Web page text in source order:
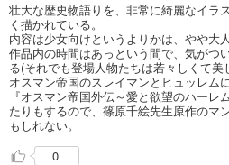
壮大な歴史物語りを、非常に綺麗なイラ
く描かれている。
内容は少女向けというよりかは、やや大
作品内の時間はあっという間で、気がつ
る(それでも登場人物たちは若々しくて美
オスマン帝国のスレイマンとヒュッレム
『オスマン帝国外伝～愛と欲望のハー
たりもするので、篠原千絵先生原作のマ
もしれない。
0